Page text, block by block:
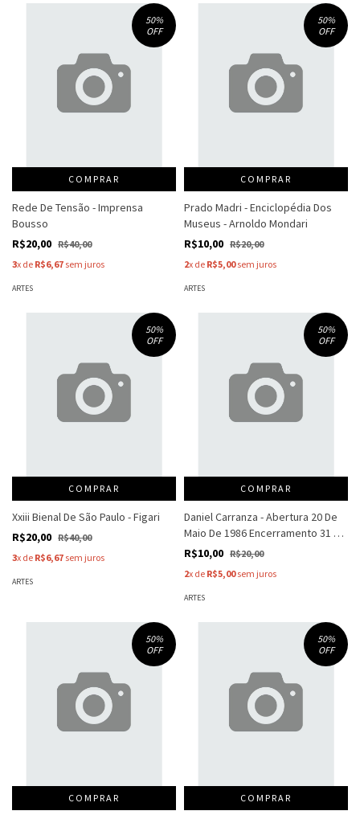
50%
OFF
COMPRAR
Rede De Tensão - Imprensa
Bousso
R$20,00 R$40,00
3x de R$6,67 sem juros
ARTES
50%
OFF
COMPRAR
Prado Madri - Enciclopédia Dos
Museus - Arnoldo Mondari
R$10,00 R$20,00
2x de R$5,00sem juros
ARTES
50%
OFF
COMPRAR
Xxiii Bienal De São Paulo - Figari
R$20,00 R$40,00
3x de R$6,67 sem juros
ARTES
50%
OFF
COMPRAR
Daniel Carranza - Abertura 20 De
Maio De 1986 Encerramento 31 De
Maio - Galeria De Arte André
R$10,00 R$20,00
2x de R$5,00sem juros
ARTES
50%
OFF
COMPRAR
50%
OFF
COMPRAR